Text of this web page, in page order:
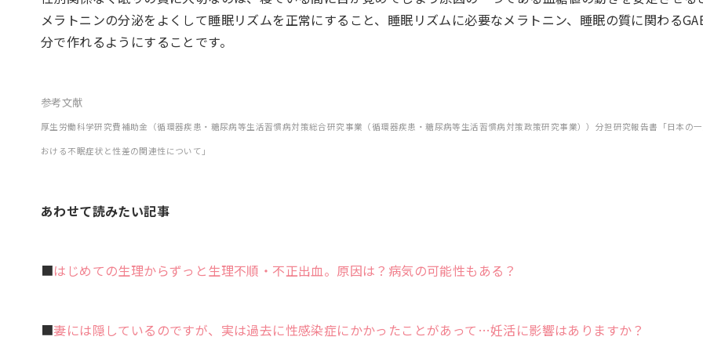
メラトニンの分泌をよくして睡眠リズムを正常にすること、睡眠リズムに必要なメラトニン、睡眠の質に関わる
分で作れるようにすることです。
参考文献
厚生労働科学研究費補助金（循環器疾患・糖尿病等生活習慣病対策総合研究事業（循環器疾患・糖尿病等生活習慣病対策政策研究事業））分担研究報告書「日本の
おける不眠症状と性差の関連性について」
あわせて読みたい記事
■はじめての生理からずっと生理不順・不正出血。原因は？病気の可能性もある？
■妻には隠しているのですが、実は過去に性感染症にかかったことがあって…妊活に影響はありますか？